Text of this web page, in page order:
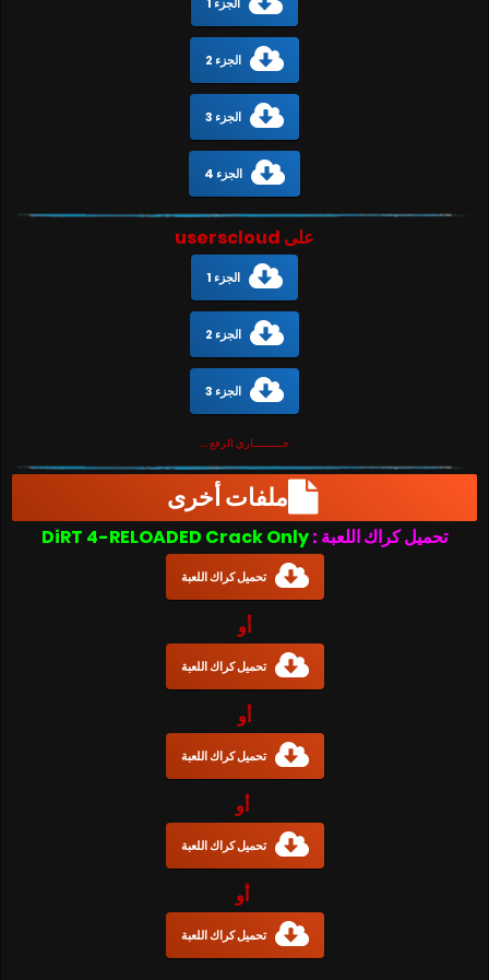
الجزء 1
الجزء 2
الجزء 3
الجزء 4
على userscloud
الجزء 1
الجزء 2
الجزء 3
جـــــــــاري الرفع ….
ملفات أخرى
تحميل كراك اللعبة :
تحميل كراك اللعبة
أو
تحميل كراك اللعبة
أو
تحميل كراك اللعبة
أو
تحميل كراك اللعبة
أو
تحميل كراك اللعبة